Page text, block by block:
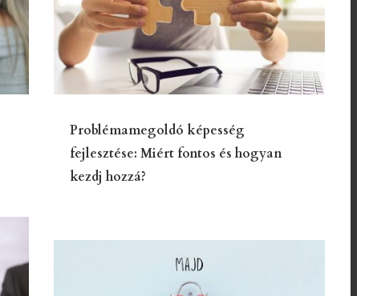
Problémamegoldó képesség
fejlesztése: Miért fontos és hogyan
kezdj hozzá?